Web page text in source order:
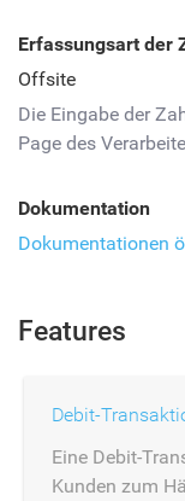
Erfassungsart der
Offsite
Die Eingabe der
Page des
Dokumentation
Dokumentationen
Features
Debit-
Eine Debit-
Kunden zum